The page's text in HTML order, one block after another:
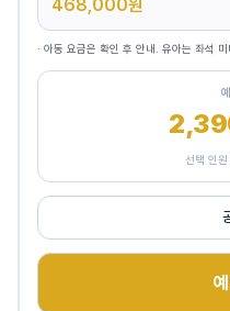
468,000원
· 아동 요금은 확인 후 안내. 유아는 좌석 미
선택 인